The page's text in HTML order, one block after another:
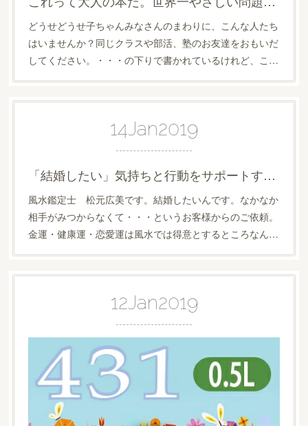
どうせどうせ子ちゃんみなさんのまわりに、こんな人たち
はいませんか？同じクラスや部活、塾のお友達をおもいだ
してください。・・・の下りで書かれているけれど、こ…
14Jan2019
「結婚したい」気持ちと行動をサポートする風水改善はありますか？
風水鑑定士 松元広美です。結婚したいんです。なかなか
相手がみつからなくて・・・というお客様からのご依頼。
金運・健康運・恋愛運は風水では得意とするところなん…
12Jan2019